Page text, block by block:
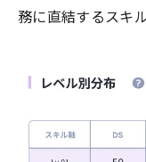
務に直結するスキ